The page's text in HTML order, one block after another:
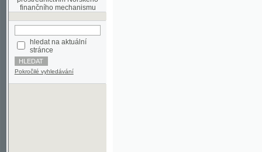
hledat na aktuální
stránce
Pokročilé vyhledávání